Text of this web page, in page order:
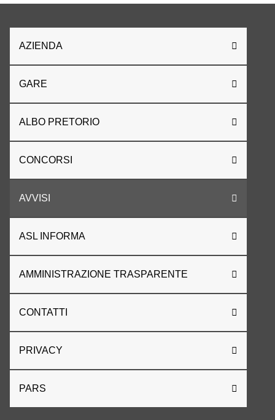
AZIENDA
GARE
ALBO PRETORIO
CONCORSI
AVVISI
ASL INFORMA
AMMINISTRAZIONE TRASPARENTE
CONTATTI
PRIVACY
PARS